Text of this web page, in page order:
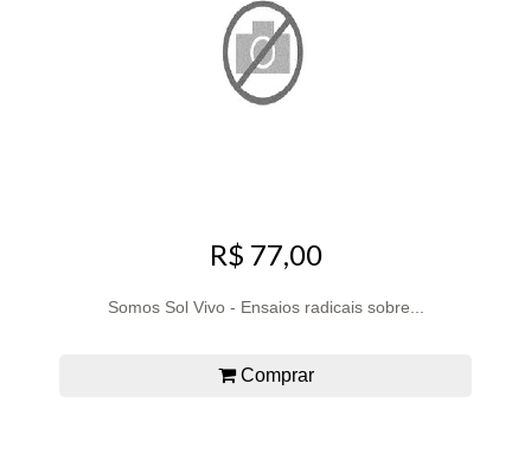
R$ 77,00
Somos Sol Vivo - Ensaios radicais sobre...
Comprar